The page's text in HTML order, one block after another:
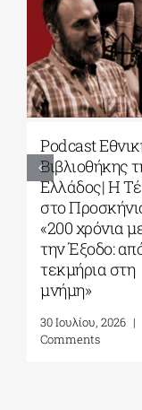
της
Tέχνη
μετά
από τα
Η